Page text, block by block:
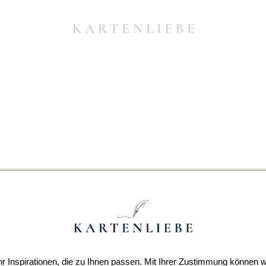
Inspirationen, die zu Ihnen passen. Mit Ihrer Zustimmung können